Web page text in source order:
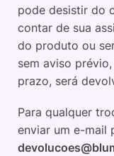
pode desistir do
contar de sua
do produto ou
sem aviso
prazo, será
Para qualquer
enviar um e-mail